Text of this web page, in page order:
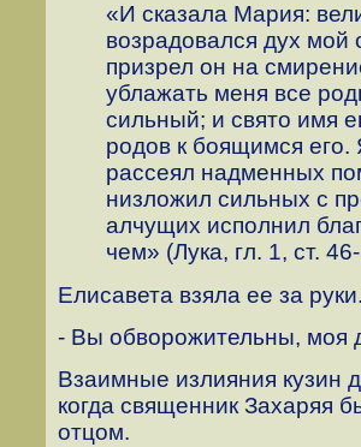
«И сказала Мария:
возрадовался дух мой
призрел он на
ублажать меня все
сильный; и свято имя
родов к боящимся
рассеял надменных
низложил сильных с
алчущих исполнил
чем» (Лука, гл. 1, ст.
Елисавета взяла ее за
- Вы обворожительны, моя
Взаимные излияния кузин
когда священник Захаряя
отцом.